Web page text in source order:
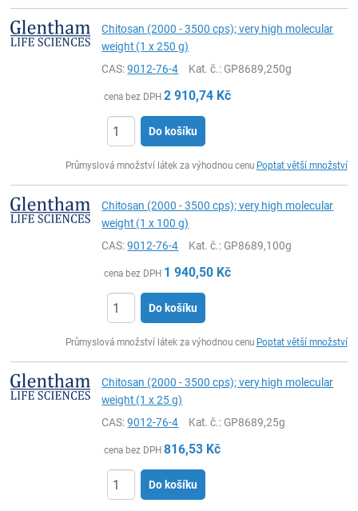
Chitosan (2000 - 3500 cps); very high molecular
weight (1 x 250 g)
CAS:9012-76-4 Kat. č.: GP8689,250g
cena bez DPH 2 910,74 Kč
Do košíku
Průmyslová množství látek za výhodnou cenu Poptat větší množství
Chitosan (2000 - 3500 cps); very high molecular
weight (1 x 100 g)
CAS:9012-76-4 Kat. č.: GP8689,100g
cena bez DPH 1 940,50 Kč
Do košíku
Průmyslová množství látek za výhodnou cenu Poptat větší množství
Chitosan (2000 - 3500 cps); very high molecular
weight (1 x 25 g)
CAS:9012-76-4 Kat. č.: GP8689,25g
cena bez DPH 816,53 Kč
Do košíku